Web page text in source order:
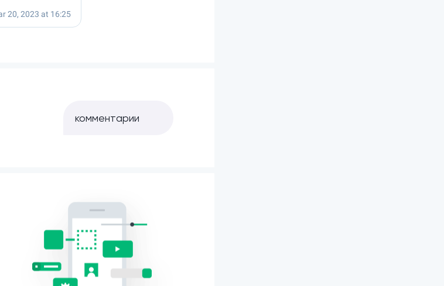
комментарии